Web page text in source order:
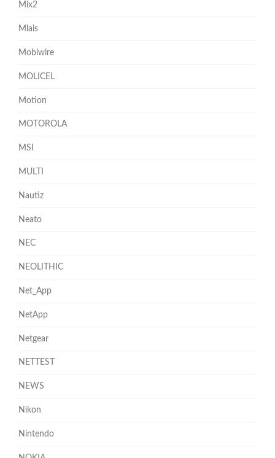
Mix2
Mlais
Mobiwire
MOLICEL
Motion
MOTOROLA
MSI
MULTI
Nautiz
Neato
NEC
NEOLITHIC
Net_App
NetApp
Netgear
NETTEST
NEWS
Nikon
Nintendo